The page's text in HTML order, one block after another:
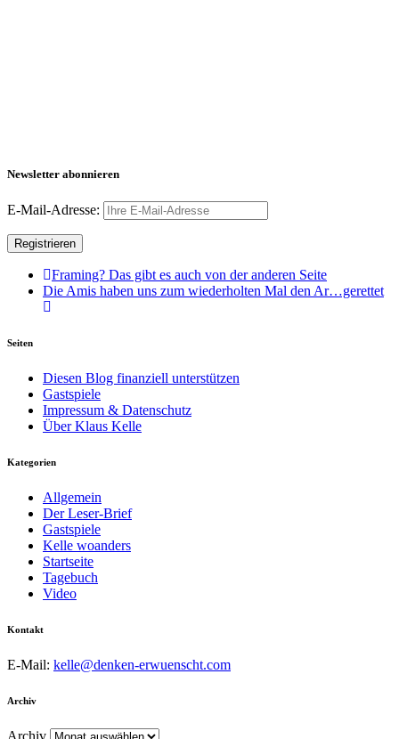
Newsletter abonnieren
E-Mail-Adresse:
Framing? Das gibt es auch von der anderen Seite
Die Amis haben uns zum wiederholten Mal den Ar…gerettet
Seiten
Diesen Blog finanziell unterstützen
Gastspiele
Impressum & Datenschutz
Über Klaus Kelle
Kategorien
Allgemein
Der Leser-Brief
Gastspiele
Kelle woanders
Startseite
Tagebuch
Video
Kontakt
E-Mail: kelle@denken-erwuenscht.com
Archiv